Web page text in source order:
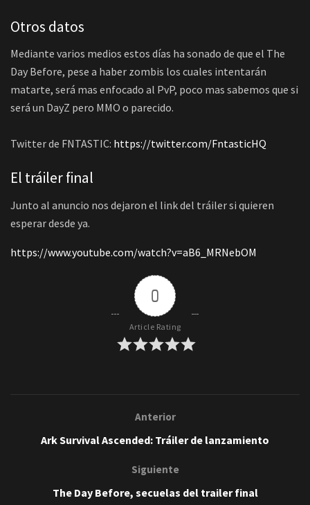
Otros datos
Mediante varios medios estos días ha sonado de que el The
Day Before, pese a haber zombis los cuales intentarán
matarte, será mas enfocado al PvP, poco mas sabemos que si
será un DayZ pero MMO o parecido.
Twitter de FNTASTIC: https://twitter.com/FntasticHQ
El tráiler final
Junto al anuncio nos dejaron el link del tráiler si quieren
esperar desde ya.
https://www.youtube.com/watch?v=aB6_MRNebOM
0
Article Rating
Anterior
Ark Survival Ascended: Tráiler de lanzamiento
Siguiente
The Day Before, secuelas del trailer final